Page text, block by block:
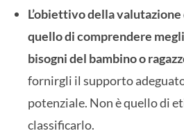
L’obiettivo della
quello di comprendere
bisogni del bambino o
fornirgli il supporto
potenziale. Non è quello di
classificarlo.